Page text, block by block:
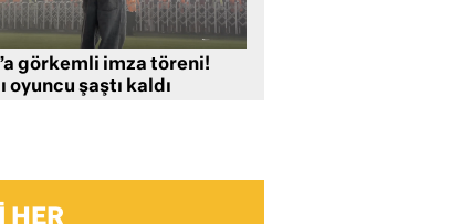
görkemli imza töreni!
oyuncu şaştı kaldı
HER